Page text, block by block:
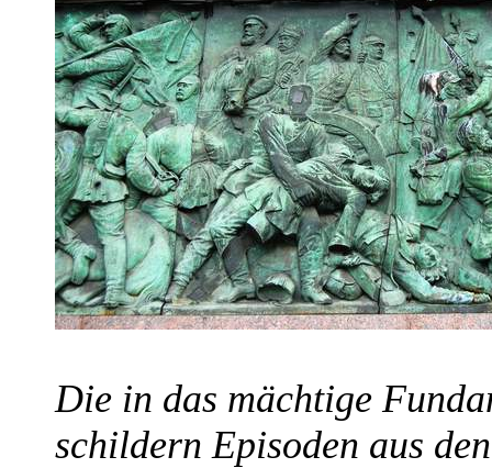
Die in das mächtige
schildern Episoden aus